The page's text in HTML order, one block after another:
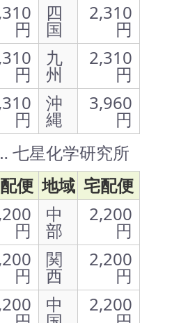
円
四
国
2,310
円
円
九
州
2,310
円
円
沖
縄
3,960
円
七星化学研究所
便 地域 宅配便
円
中
部
2,200
円
円
関
西
2,200
円
中 2,200